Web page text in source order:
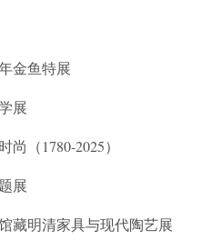
金鱼特展
展
（1780-2025）
展
明清家具与现代陶艺展